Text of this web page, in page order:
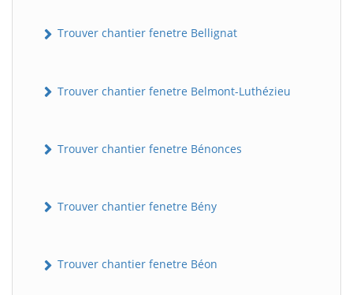
Trouver chantier fenetre Bellignat
Trouver chantier fenetre Belmont-Luthézieu
Trouver chantier fenetre Bénonces
Trouver chantier fenetre Bény
Trouver chantier fenetre Béon